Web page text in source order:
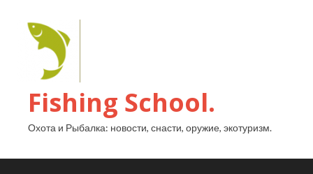
Fishing School.
Охота и Рыбалка: новости, снасти, оружие, экотуризм.